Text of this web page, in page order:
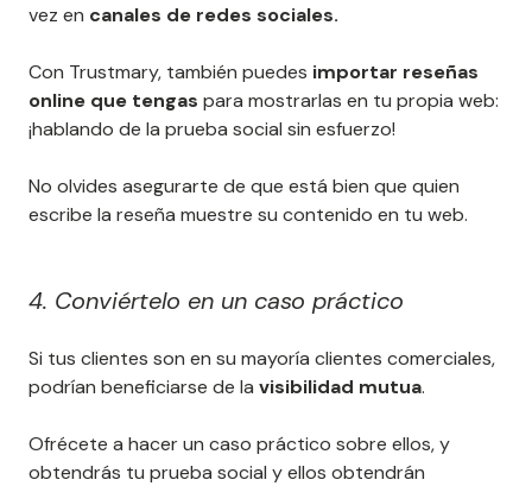
vez en canales de redes sociales.
Con Trustmary, también puedes importar reseñas
online que tengas para mostrarlas en tu propia web:
¡hablando de la prueba social sin esfuerzo!
No olvides asegurarte de que está bien que quien
escribe la reseña muestre su contenido en tu web.
4. Conviértelo en un caso práctico
Si tus clientes son en su mayoría clientes comerciales,
podrían beneficiarse de la visibilidad mutua.
Ofrécete a hacer un caso práctico sobre ellos, y
obtendrás tu prueba social y ellos obtendrán